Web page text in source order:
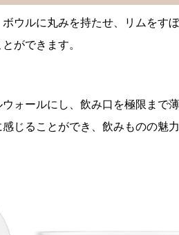
ウルに丸みを持たせ、リムをす
ができます。
ォールにし、飲み口を極限まで
じることができ、飲みものの魅